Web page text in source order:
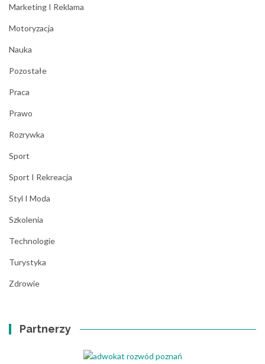
Marketing I Reklama
Motoryzacja
Nauka
Pozostałe
Praca
Prawo
Rozrywka
Sport
Sport I Rekreacja
Styl I Moda
Szkolenia
Technologie
Turystyka
Zdrowie
Partnerzy